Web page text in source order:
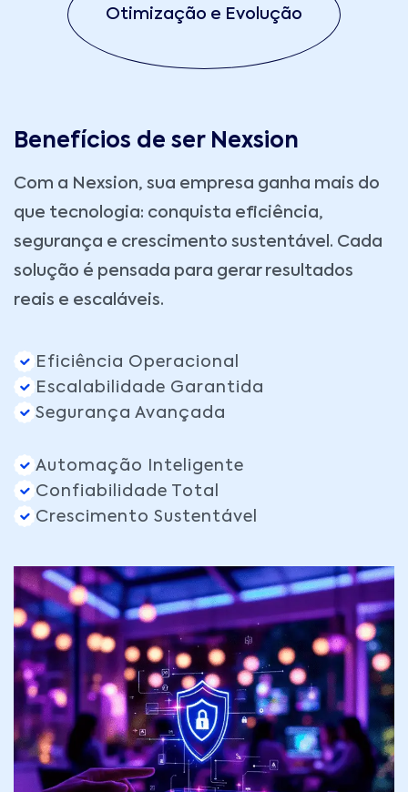
Otimização e Evolução
Benefícios de ser Nexsion
Com a Nexsion, sua empresa ganha mais do
que tecnologia: conquista eficiência,
segurança e crescimento sustentável. Cada
solução é pensada para gerar resultados
reais e escaláveis.
Eficiência Operacional
Escalabilidade Garantida
Segurança Avançada
Automação Inteligente
Confiabilidade Total
Crescimento Sustentável